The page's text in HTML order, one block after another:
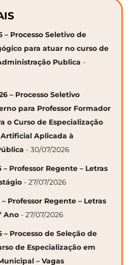
– Processo Seletivo de
para atuar no curso de
Publica -
– Processo Seletivo
para Professor Formador
o Curso de Especialização
Aplicada à
- 30/07/2026
– Professor Regente – Letras
- 27/07/2026
– Professor Regente – Letras
Ano - 27/07/2026
– Processo de Seleção de
de Especialização em
– Vagas